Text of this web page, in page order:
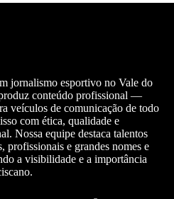
jornalismo esportivo no Vale do
conteúdo profissional —
veículos de comunicação de todo
com ética, qualidade e
Nossa equipe destaca talentos
profissionais e grandes nomes e
a visibilidade e a importância